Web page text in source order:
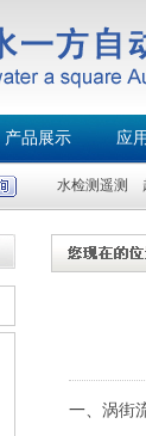
产品展示 应
水检测遥测
一、 涡街